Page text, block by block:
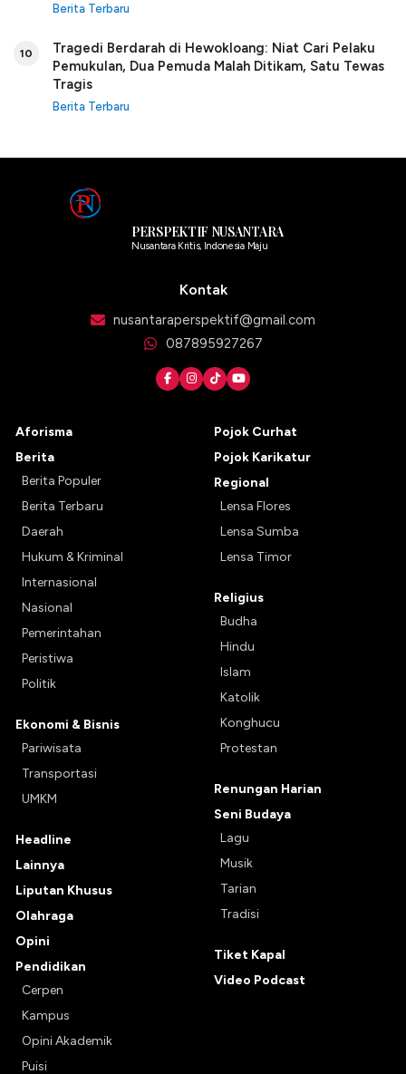
Berita Terbaru
10
Tragedi Berdarah di Hewokloang: Niat Cari Pelaku
Pemukulan, Dua Pemuda Malah Ditikam, Satu Tewas
Tragis
Berita Terbaru
PERSPEKTIF NUSANTARA
Nusantara Kritis, Indonesia Maju
Kontak
nusantaraperspektif@gmail.com
087895927267
Aforisma
Berita
Berita Populer
Berita Terbaru
Daerah
Hukum & Kriminal
Internasional
Nasional
Pemerintahan
Peristiwa
Politik
Ekonomi & Bisnis
Pariwisata
Transportasi
UMKM
Headline
Lainnya
Liputan Khusus
Olahraga
Opini
Pendidikan
Cerpen
Kampus
Opini Akademik
Puisi
Pojok Curhat
Pojok Karikatur
Regional
Lensa Flores
Lensa Sumba
Lensa Timor
Religius
Budha
Hindu
Islam
Katolik
Konghucu
Protestan
Renungan Harian
Seni Budaya
Lagu
Musik
Tarian
Tradisi
Tiket Kapal
Video Podcast